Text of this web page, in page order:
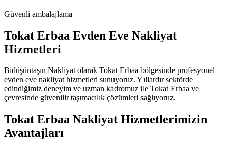
Güvenli ambalajlama
Tokat Erbaa Evden Eve Nakliyat
Hizmetleri
Bidüşüntaşın Nakliyat olarak Tokat Erbaa bölgesinde profesyonel
evden eve nakliyat hizmetleri sunuyoruz. Yıllardır sektörde
edindiğimiz deneyim ve uzman kadromuz ile Tokat Erbaa ve
çevresinde güvenilir taşımacılık çözümleri sağlıyoruz.
Tokat Erbaa Nakliyat Hizmetlerimizin
Avantajları